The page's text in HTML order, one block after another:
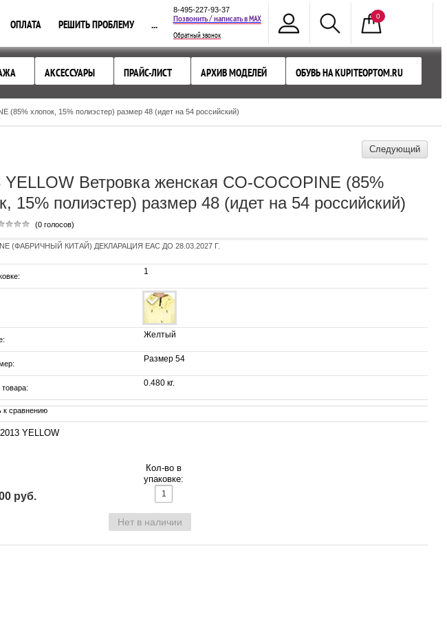
0
ОПЛАТА РЕШИТЬ ПРОБЛЕМУ ...
8-495-227-93-37
Позвонить / написать вMAX
Обратный звонок
АКСЕССУАРЫ ПРАЙС-ЛИСТ АРХИВ МОДЕЛЕЙ ОБУВЬ НА KUPITEOPTOM.RU
(85% хлопок, 15% полиэстер) размер 48 (идет на 54 российский)
Следующий
YELLOW Ветровка женская CO-COCOPINE (85%
15% полиэстер) размер 48 (идет на 54 российский)
(0 голосов)
(ФАБРИЧНЫЙ КИТАЙ) ДЕКЛАРАЦИЯ EAC ДО 28.03.2027 Г.
1
Желтый
Размер 54
0.480 кг.
к сравнению
YELLOW
руб.
Кол-во в
упаковке:
Нет в наличии